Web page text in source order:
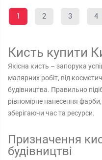
1 2 3 4
Кисть купити
Якісна кисть – запорука
малярних робіт, від
будівництва. Правильно
рівномірне нанесення
зберігаючи час та ресурси.
Призначення
будівництві